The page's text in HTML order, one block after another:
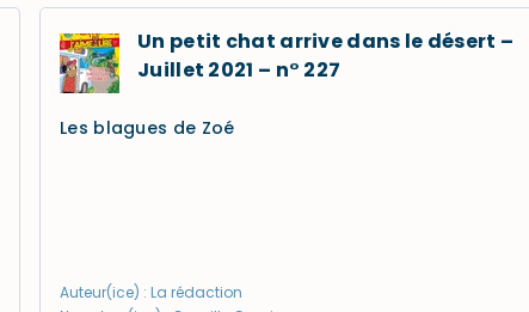
Un petit chat arrive dans le désert –
Juillet 2021 – n° 227
Les blagues de Zoé
Auteur(ice) : La rédaction